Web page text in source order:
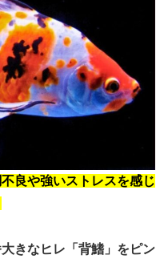
良や強いストレスを感じ
きなヒレ「背鰭」をピン